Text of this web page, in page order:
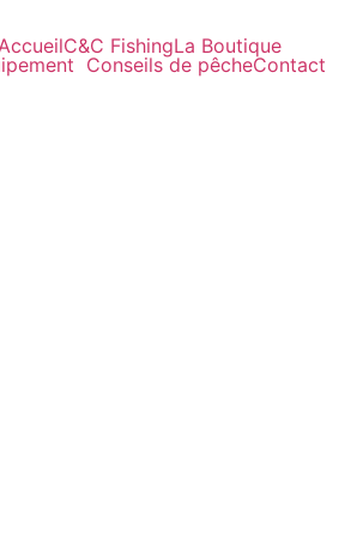
C&C FishingLa Boutique
Conseils de pêcheContact